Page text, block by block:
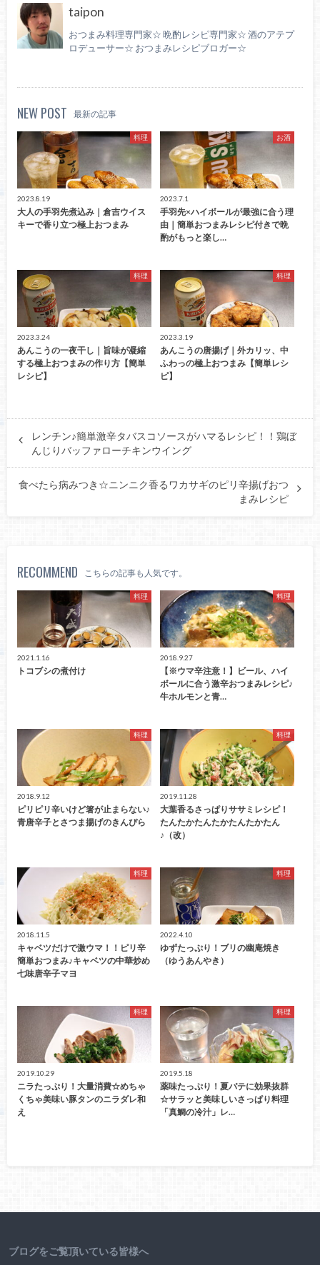
taipon
おつまみ料理専門家☆ 晩酌レシピ専門家☆ 酒のアテプ
ロデューサー☆ おつまみレシピブロガー☆
NEW POST 最新の記事
料理
2023.8.19
大人の手羽先煮込み｜倉吉ウイス
キーで香り立つ極上おつまみ
お酒
2023.7.1
手羽先×ハイボールが最強に合う理
由｜簡単おつまみレシピ付きで晩
酌がもっと楽し…
料理
2023.3.24
あんこうの一夜干し｜旨味が凝縮
する極上おつまみの作り方【簡単
レシピ】
料理
2023.3.19
あんこうの唐揚げ｜外カリッ、中
ふわっの極上おつまみ【簡単レシ
ピ】
レンチン♪簡単激辛タバスコソースがハマるレシピ！！鶏ぼ
んじりバッファローチキンウイング
食べたら病みつき☆ニンニク香るワカサギのピリ辛揚げおつ
まみレシピ
RECOMMEND こちらの記事も人気です。
料理
2021.1.16
トコブシの煮付け
料理
2018.9.27
【※ウマ辛注意！】ビール、ハイ
ボールに合う激辛おつまみレシピ♪
牛ホルモンと青…
料理
2018.9.12
ピリピリ辛いけど箸が止まらない♪
青唐辛子とさつま揚げのきんぴら
料理
2019.11.28
大葉香るさっぱりササミレシピ！
たんたかたんたかたんたかたん
♪（改）
料理
2018.11.5
キャベツだけで激ウマ！！ピリ辛
簡単おつまみ♪キャベツの中華炒め
七味唐辛子マヨ
料理
2022.4.10
ゆずたっぷり！ブリの幽庵焼き
（ゆうあんやき）
料理
2019.10.29
ニラたっぷり！大量消費☆めちゃ
くちゃ美味い豚タンのニラダレ和
え
料理
2019.5.18
薬味たっぷり！夏バテに効果抜群
☆サラッと美味しいさっぱり料理
「真鯛の冷汁」レ…
ブログをご覧頂いている皆様へ